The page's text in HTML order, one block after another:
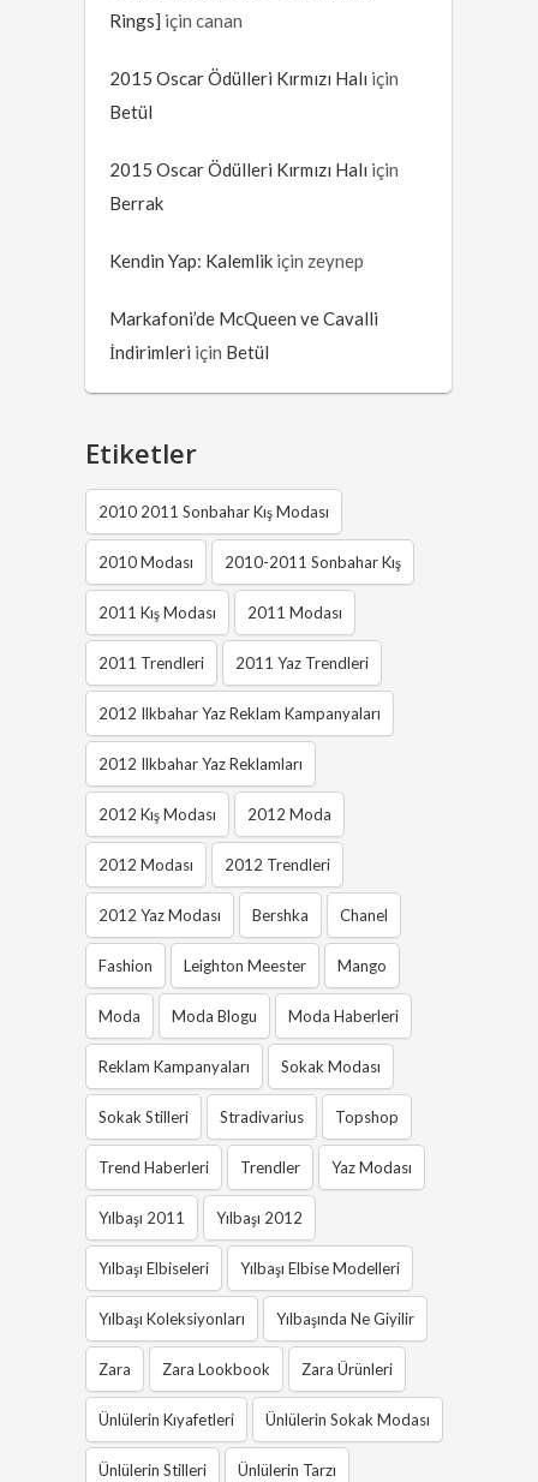
Rings] içincanan
2015 Oscar Ödülleri Kırmızı Halı için
Betül
2015 Oscar Ödülleri Kırmızı Halı için
Berrak
Kendin Yap: Kalemlik için zeynep
Markafoni’de McQueen ve Cavalli
İndirimleri için Betül
Etiketler
2010 2011 Sonbahar Kış Modası
2010 Modası 2010-2011 Sonbahar Kış
2011 Kış Modası 2011 Modası
2011 Trendleri 2011 Yaz Trendleri
2012 Ilkbahar Yaz Reklam Kampanyaları
2012 Ilkbahar Yaz Reklamları
2012 Kış Modası 2012 Moda
2012 Modası 2012 Trendleri
2012 Yaz Modası Bershka Chanel
Fashion Leighton Meester Mango
Moda Moda Blogu Moda Haberleri
Reklam Kampanyaları Sokak Modası
Sokak Stilleri Stradivarius Topshop
Trend Haberleri Trendler Yaz Modası
Yılbaşı 2011 Yılbaşı 2012
Yılbaşı Elbiseleri Yılbaşı Elbise Modelleri
Yılbaşı Koleksiyonları Yılbaşında Ne Giyilir
Zara Zara Lookbook Zara Ürünleri
Ünlülerin Kıyafetleri Ünlülerin Sokak Modası
Ünlülerin Stilleri Ünlülerin Tarzı